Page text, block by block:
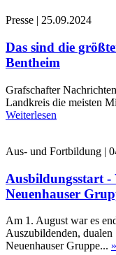
Presse | 25.09.2024
Das sind die
Bentheim
Grafschafter
Landkreis die meisten
Weiterlesen
Aus- und Fortbildung |
Ausbildungsstart
Neuenhauser
Am 1. August war es
Auszubildenden, dualen
Neuenhauser Gruppe...